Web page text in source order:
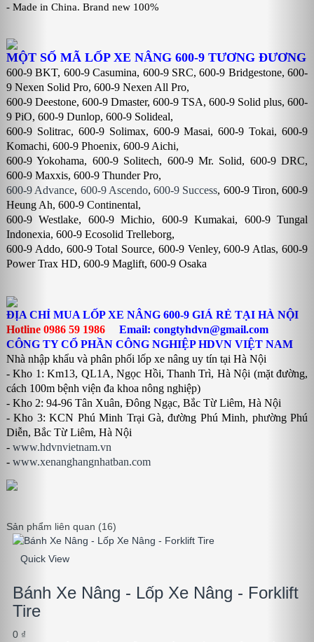
- Made in China. Brand new 100%
MỘT SỐ MÃ LỐP XE NÂNG 600-9 TƯƠNG ĐƯƠNG
600-9 BKT, 600-9 Casumina, 600-9 SRC,600-9 Bridgestone, 600-
9 Nexen Solid Pro, 600-9 Nexen All Pro,
600-9 Deestone, 600-9 Dmaster, 600-9 TSA, 600-9 Solid plus, 600-
9 PiO, 600-9 Dunlop, 600-9 Solideal,
600-9 Solitrac, 600-9 Solimax, 600-9 Masai, 600-9 Tokai, 600-9
Komachi, 600-9 Phoenix, 600-9 Aichi,
600-9 Yokohama, 600-9 Solitech, 600-9 Mr. Solid, 600-9 DRC,
600-9 Maxxis, 600-9 Thunder Pro,
600-9 Advance, 600-9 Ascendo, 600-9 Success, 600-9 Tiron, 600-9
Heung Ah, 600-9 Continental,
600-9 Westlake, 600-9 Michio, 600-9 Kumakai, 600-9 Tungal
Indonexia, 600-9 Ecosolid Trelleborg,
600-9 Addo, 600-9 Total Source, 600-9 Venley, 600-9 Atlas, 600-9
Power Trax HD, 600-9 Maglift, 600-9 Osaka
ĐỊA CHỈ MUA LỐP XE NÂNG 600-9 GIÁ RẺ TẠI HÀ NỘI
Hotline 0986 59 1986
Email: congtyhdvn@gmail.com
CÔNG TY CỔ PHẦN CÔNG NGHIỆP HDVN VIỆT NAM
Nhà nhập khẩu và phân phối lốp xe nâng uy tín tại Hà Nội
- Kho 1: Km13, QL1A, Ngọc Hồi, Thanh Trì, Hà Nội (mặt đường,
cách 100m bệnh viện đa khoa nông nghiệp)
- Kho 2: 94-96 Tân Xuân, Đông Ngạc, Bắc Từ Liêm, Hà Nội
- Kho 3: KCN Phú Minh Trại Gà, đường Phú Minh, phường Phú
Diễn, Bắc Từ Liêm, Hà Nội
- www.hdvnvietnam.vn
- www.xenanghangnhatban.com
Sản phẩm liên quan (16)
Quick View
Bánh Xe Nâng - Lốp Xe Nâng - Forklift
Tire
0 ₫